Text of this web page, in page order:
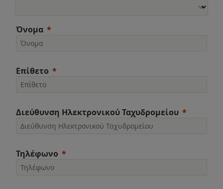
Όνομα
Επίθετο
Διεύθυνση Ηλεκτρονικού Ταχυδρομείου
Τηλέφωνο